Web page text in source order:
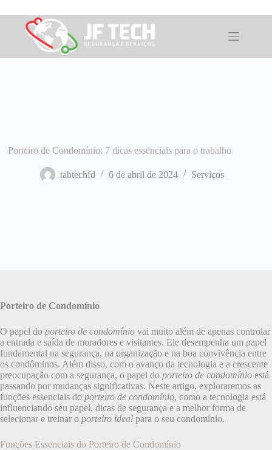
para
conteúdo
Porteiro de Condomínio: 7 dicas essenciais para o trabalho
tabtechfd 6 de abril de 2024 Serviços
Porteiro de Condomínio
O papel do porteiro de condomínio vai muito além de apenas controlar
a entrada e saída de moradores e visitantes. Ele desempenha um papel
fundamental na segurança, na organização e na boa convivência entre
os condôminos. Além disso, com o avanço da tecnologia e a crescente
preocupação com a segurança, o papel do porteiro de condomínio está
passando por mudanças significativas. Neste artigo, exploraremos as
funções essenciais do porteiro de condomínio, como a tecnologia está
influenciando seu papel, dicas de segurança e a melhor forma de
selecionar e treinar o porteiro ideal para o seu condomínio.
Funções Essenciais do Porteiro de Condomínio